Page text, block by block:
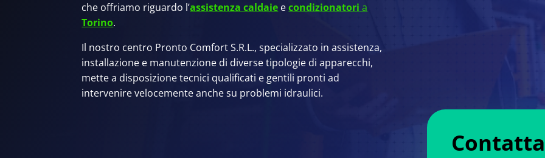
che offriamo riguardo l’assistenza caldaie econdizionatori a
Torino.
Il nostro centro Pronto Comfort S.R.L., specializzato in assistenza,
installazione e manutenzione di diverse tipologie di apparecchi,
mette a disposizione tecnici qualificati e gentili pronti ad
intervenire velocemente anche su problemi idraulici.